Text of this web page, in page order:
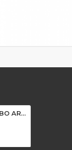
MOUSE GAMER COMBO ARYA MC104 ROSA C/MOUSE PAD 48.7350 OEX BR 41602